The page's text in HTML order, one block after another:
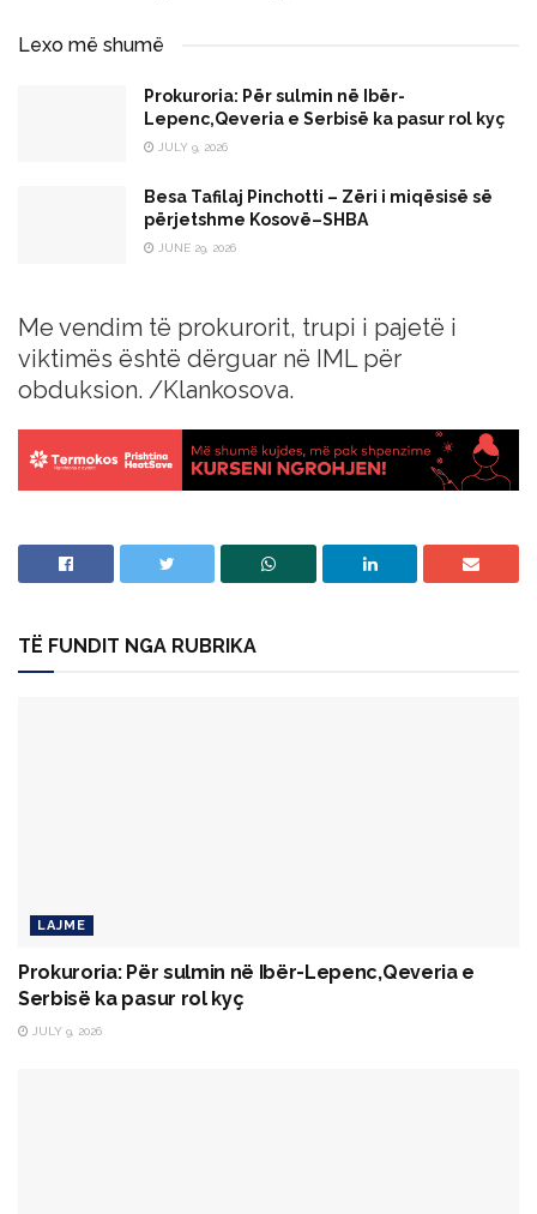
Lexo më shumë
Prokuroria: Për sulmin në Ibër-
Lepenc,Qeveria e Serbisë ka pasur rol kyç
JULY 9, 2026
Besa Tafilaj Pinchotti – Zëri i miqësisë së
përjetshme Kosovë–SHBA
JUNE 29, 2026
Me vendim të prokurorit, trupi i pajetë i
viktimës është dërguar në IML për
obduksion. /Klankosova.
TË FUNDIT NGA RUBRIKA
LAJME
Prokuroria: Për sulmin në Ibër-Lepenc,Qeveria e
Serbisë ka pasur rol kyç
JULY 9, 2026